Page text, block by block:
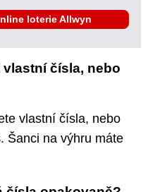
loterie Allwyn
čísla, nebo
vlastní čísla, nebo
Šanci na výhru máte